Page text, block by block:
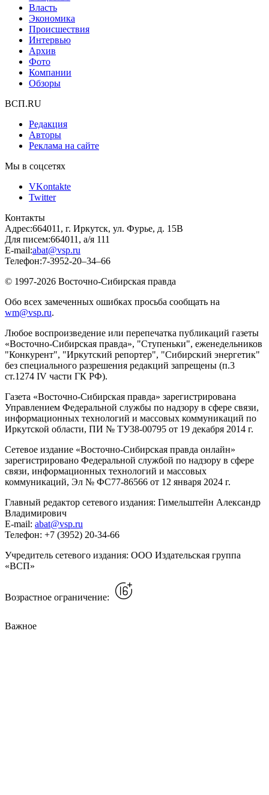
Власть
Экономика
Происшествия
Интервью
Архив
Фото
Компании
Обзоры
ВСП.RU
Редакция
Авторы
Реклама на сайте
Мы в соцсетях
VKontakte
Twitter
Контакты
Адрес:664011, г. Иркутск, ул. Фурье, д. 15В
Для писем:664011, а/я 111
E-mail:abat@vsp.ru
Телефон:7-3952-20–34–66
© 1997-2026 Восточно-Сибирская правда
Обо всех замеченных ошибках просьба сообщать на
wm@vsp.ru.
Любое воспроизведение или перепечатка публикаций газеты
«Восточно-Сибирская правда», "Ступеньки", еженедельников
"Конкурент", "Иркутский репортер", "Сибирский энергетик"
без специального разрешения редакций запрещены (п.3
ст.1274 IV части ГК РФ).
Газета «Восточно-Сибирская правда» зарегистрирована
Управлением Федеральной службы по надзору в сфере связи,
информационных технологий и массовых коммуникаций по
Иркутской области, ПИ № ТУ38-00795 от 19 декабря 2014 г.
Сетевое издание «Восточно-Сибирская правда онлайн»
зарегистрировано Федеральной службой по надзору в сфере
связи, информационных технологий и массовых
коммуникаций, Эл № ФС77-86566 от 12 января 2024 г.
Главный редактор сетевого издания: Гимельштейн Александр
Владимирович
E-mail: abat@vsp.ru
Телефон: +7 (3952) 20-34-66
Учредитель сетевого издания: ООО Издательская группа
«ВСП»
Возрастное ограничение:
Важное